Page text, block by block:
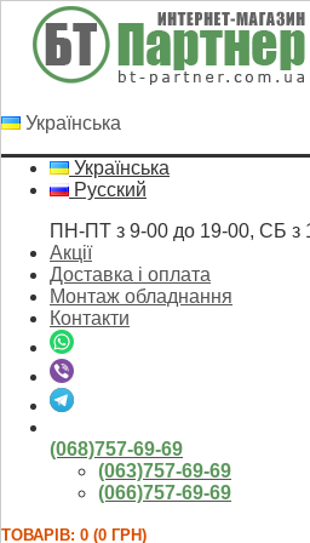
Українська
Українська
Русский
ПН-ПТ з 9-00 до 19-00, СБ з
Акції
Доставка і оплата
Монтаж обладнання
Контакти
(068)757-69-69
(063)757-69-69
(066)757-69-69
ТОВАРІВ: 0 (0 ГРН)